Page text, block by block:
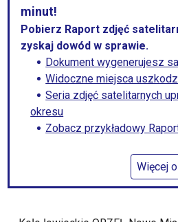
minut!
Pobierz Raport zdjęć
zyskaj dowód w sprawie.
Dokument wygenerujesz
Widoczne miejsca
Seria zdjęć satelitarnych
okresu
Zobacz przykładowy
Więcej